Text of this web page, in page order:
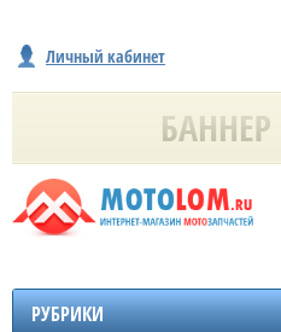
Личный кабинет
РУБРИКИ